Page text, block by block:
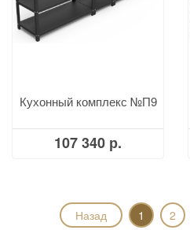
Кухонный комплекс №П9
107 340 р.
Назад 1 2